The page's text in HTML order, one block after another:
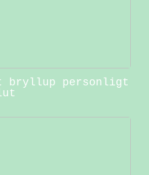
bryllup personligt